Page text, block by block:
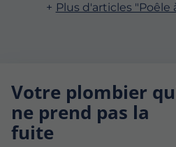
Plus d'articles "Poêle
Votre plombier
ne prend pas la
fuite